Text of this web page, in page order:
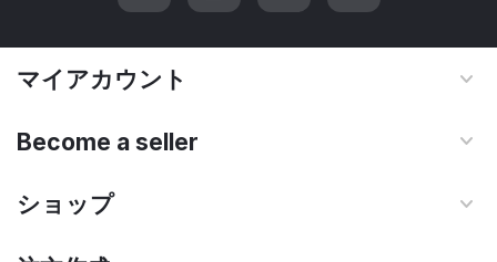
マイアカウント
Become a seller
ショップ